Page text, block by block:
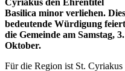
Basilica minor verliehen.
bedeutende Würdigung
die Gemeinde am Samstag, 3.
Oktober.
Für die Region ist St. Cyriakus